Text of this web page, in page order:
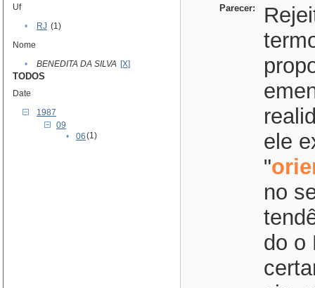
Uf
•
RJ (1)
Nome
•
BENEDITA DA SILVA [X]
TODOS
Date
1987
09
•
06(1)
Parecer:
ele
"
no
do o